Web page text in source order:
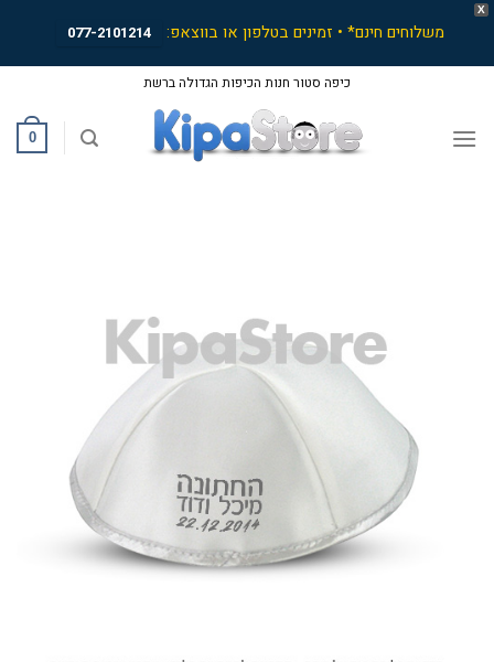
X
משלוחים חינם* • זמינים בטלפון או בווצאפ: 077-2101214
content
כיפה סטור חנות הכיפות הגדולה ברשת
0